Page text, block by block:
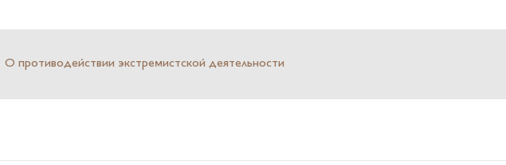
О противодействии экстремистской деятельности